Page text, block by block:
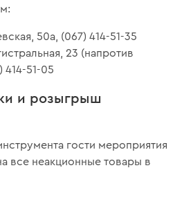
50а, (067) 414-51-35
23 (напротив
414-51-05
и розыгрыш
гости мероприятия
все неакционные товары в